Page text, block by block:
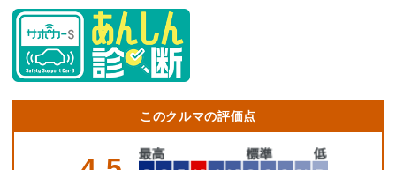
このクルマの評価点